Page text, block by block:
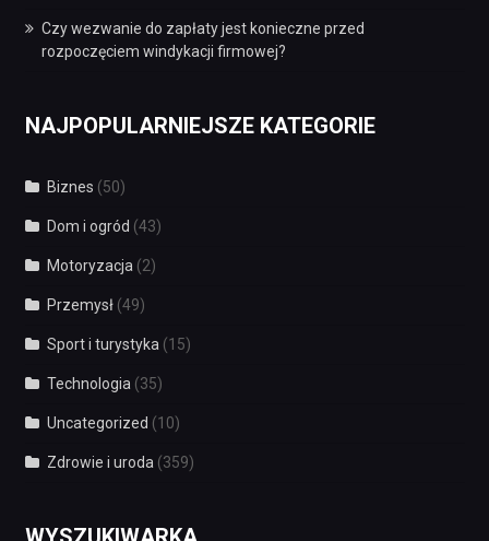
Czy wezwanie do zapłaty jest konieczne przed
rozpoczęciem windykacji firmowej?
NAJPOPULARNIEJSZE KATEGORIE
Biznes (50)
Dom i ogród (43)
Motoryzacja (2)
Przemysł(49)
Sport i turystyka (15)
Technologia (35)
Uncategorized (10)
Zdrowie i uroda (359)